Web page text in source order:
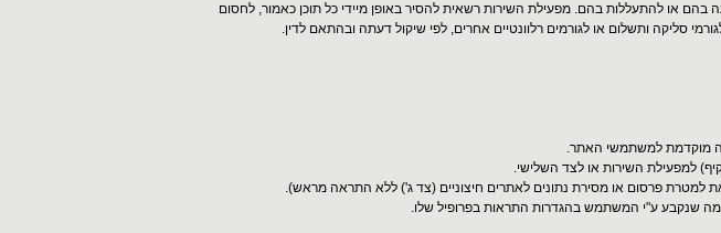
בהם או להתעללות בהם. מפעילת השירות רשאית להסיר באופן מיידי כל תוכן כאמור, לחסום
סליקה ותשלום או לגורמים רלוונטיים אחרים, לפי שיקול דעתה ובהתאם לדין.
מוקדמת למשתמשי האתר.
למפעילת השירות או לצד השלישי.
למטרת פרסום או מסירת נתונים לאתרים חיצוניים (צד ג') ללא התראה מראש).
למה שנקבע ע"י המשתמש בהגדרות התראות בפרופיל שלו.